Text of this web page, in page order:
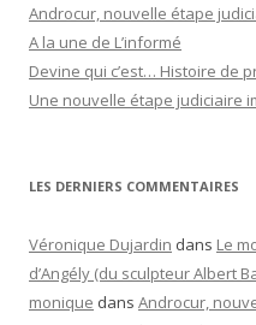
Androcur, nouvelle étape
A la une de L’informé
Devine qui c’est… Histoire de
Une nouvelle étape judiciaire
LES DERNIERS COMMENTAIRES
Véronique Dujardin dans Le
d’Angély (du sculpteur Albert
monique dans Androcur,